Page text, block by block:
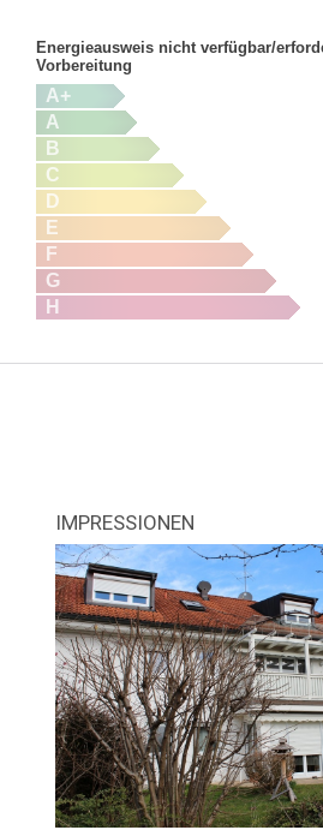
Energieausweis nicht verfügbar/
Vorbereitung
A+
A
B
C
D
E
F
G
H
IMPRESSIONEN